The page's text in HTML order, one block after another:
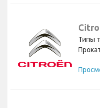
Типы